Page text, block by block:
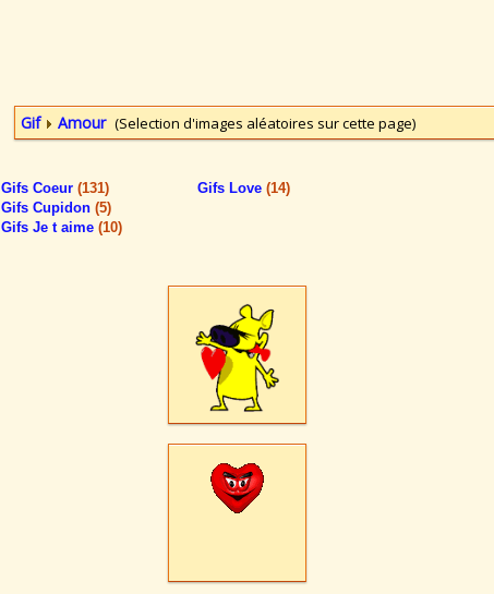
Gif Amour (Selection d'images aléatoires sur cette page)
Gifs Coeur (131)
Gifs Cupidon (5)
Gifs Je t aime (10)
Gifs Love (14)